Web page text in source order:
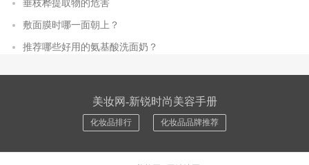
垂枝桦提取物的危害
敷面膜时哪一面朝上？
推荐哪些好用的氨基酸洗面奶？
美妆网-新锐时尚美容手册
化妆品排行 化妆品品牌推荐